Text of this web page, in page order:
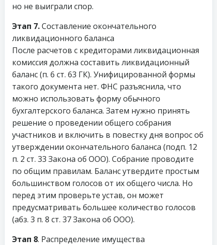
но не выиграли спор.
Этап 7.Составление окончательного
ликвидационного баланса
После расчетов с кредиторами ликвидационная
комиссия должна составить ликвидационный
баланс (п. 6 ст. 63 ГК). Унифицированной формы
такого документа нет. ФНС разъяснила, что
можно использовать форму обычного
бухгалтерского баланса. Затем нужно принять
решение о проведении общего собрания
участников и включить в повестку дня вопрос об
утверждении окончательного баланса (подп. 12
п. 2 ст. 33 Закона об ООО). Собрание проводите
по общим правилам. Баланс утвердите простым
большинством голосов от их общего числа. Но
перед этим проверьте устав, он может
предусматривать большее количество голосов
(абз. 3 п. 8 ст. 37 Закона об ООО).
Этап 8. Распределение имущества